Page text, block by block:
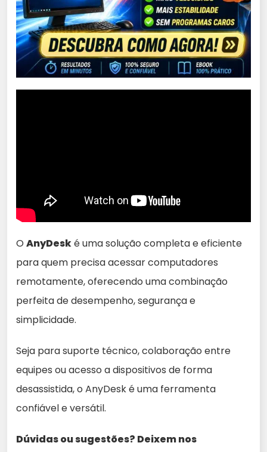
O AnyDeské uma solução completa e eficiente
para quem precisa acessar computadores
remotamente, oferecendo uma combinação
perfeita de desempenho, segurança e
simplicidade.
Seja para suporte técnico, colaboração entre
equipes ou acesso a dispositivos de forma
desassistida, o AnyDesk é uma ferramenta
confiável e versátil.
Dúvidas ou sugestões? Deixem nos